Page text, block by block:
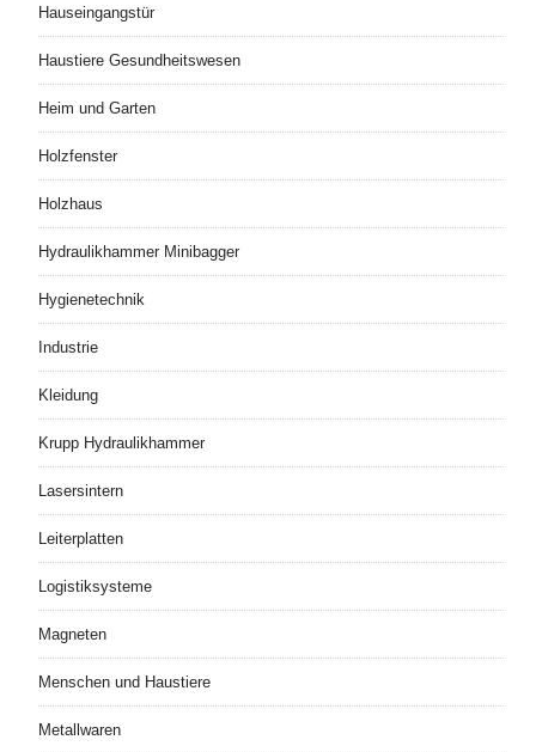
Hauseingangstür
Haustiere Gesundheitswesen
Heim und Garten
Holzfenster
Holzhaus
Hydraulikhammer Minibagger
Hygienetechnik
Industrie
Kleidung
Krupp Hydraulikhammer
Lasersintern
Leiterplatten
Logistiksysteme
Magneten
Menschen und Haustiere
Metallwaren